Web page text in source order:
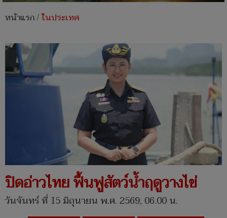
หน้าแรก/ในประเทศ
ปิดอ่าวไทย ฟื้นฟูสัตว์น้ำฤดูวางไข่
วันจันทร์ ที่ 15 มิถุนายน พ.ศ. 2569, 06.00 น.